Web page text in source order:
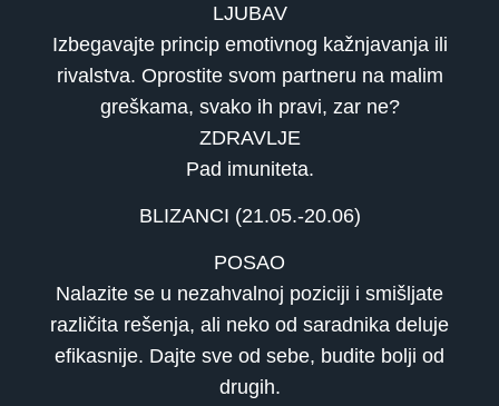
LJUBAV
Izbegavajte princip emotivnog kažnjavanja ili
rivalstva. Oprostite svom partneru na malim
greškama, svako ih pravi, zar ne?
ZDRAVLJE
Pad imuniteta.
BLIZANCI (21.05.-20.06)
POSAO
Nalazite se u nezahvalnoj poziciji i smišljate
različita rešenja, ali neko od saradnika deluje
efikasnije. Dajte sve od sebe, budite bolji od
drugih.